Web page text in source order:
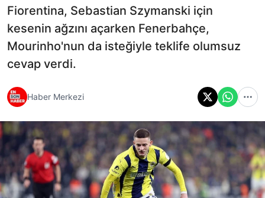
Fiorentina, Sebastian Szymanski için
kesenin ağzını açarken Fenerbahçe,
Mourinho'nun da isteğiyle teklife olumsuz
cevap verdi.
Haber Merkezi